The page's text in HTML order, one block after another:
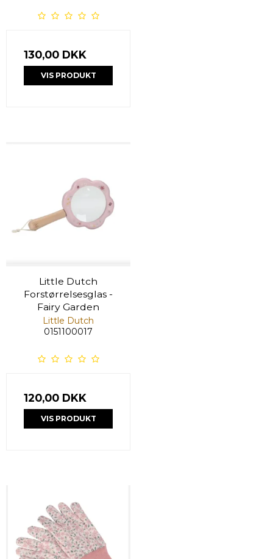
130,00 DKK
VIS PRODUKT
Little Dutch
Forstørrelsesglas -
Fairy Garden
Little Dutch
0151100017
120,00 DKK
VIS PRODUKT